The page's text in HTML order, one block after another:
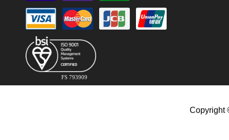
FS 793909
Copyright